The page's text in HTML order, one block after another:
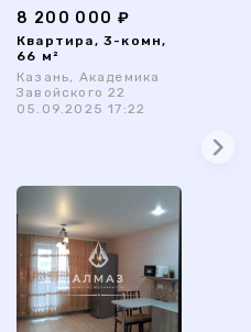
8 200 000 ₽
Квартира, 3-комн,
66 м²
Казань, Академика
Завойского 22
05.09.2025 17:22